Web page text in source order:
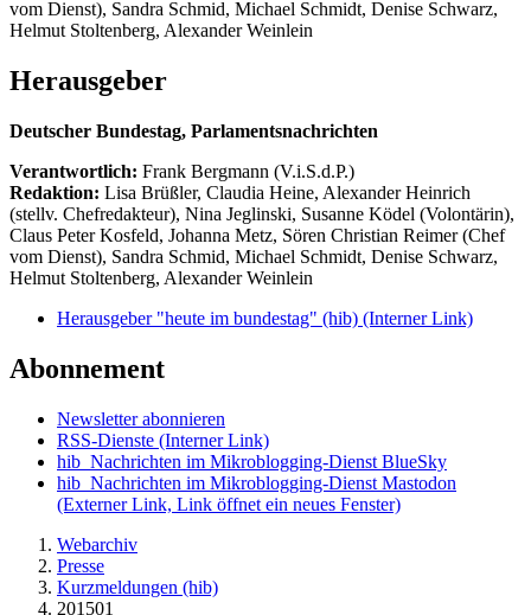
vom Dienst), Sandra Schmid, Michael Schmidt, Denise Schwarz,
Helmut Stoltenberg, Alexander Weinlein
Herausgeber
Deutscher Bundestag, Parlamentsnachrichten
Verantwortlich: Frank Bergmann (V.i.S.d.P.)
Redaktion: Lisa Brüßler, Claudia Heine, Alexander Heinrich
(stellv. Chefredakteur), Nina Jeglinski, Susanne Ködel (Volontärin),
Claus Peter Kosfeld, Johanna Metz, Sören Christian Reimer (Chef
vom Dienst), Sandra Schmid, Michael Schmidt, Denise Schwarz,
Helmut Stoltenberg, Alexander Weinlein
Herausgeber "heute im bundestag" (hib) (Interner Link)
Abonnement
Newsletter abonnieren
RSS-Dienste (Interner Link)
hib_Nachrichten im Mikroblogging-Dienst BlueSky
hib_Nachrichten im Mikroblogging-Dienst Mastodon
(Externer Link, Link öffnet ein neues Fenster)
Webarchiv
Presse
Kurzmeldungen (hib)
201501